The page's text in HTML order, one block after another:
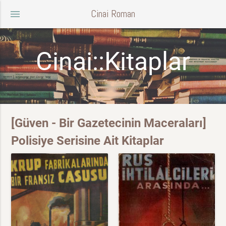
menu Cinai Roman
Cinai::Kitaplar
[Güven - Bir Gazetecinin Maceraları]
Polisiye Serisine Ait Kitaplar